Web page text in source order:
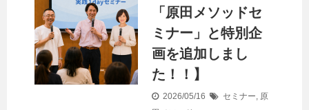
「原田メソッドセ
ミナー」と特別企
画を追加しまし
た！！】
2026/05/16 セミナー, 原